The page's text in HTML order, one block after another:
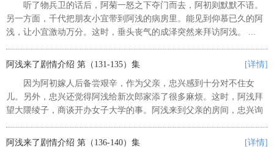
听了物兵卫的话后，阿菊一怒之下夺门而去，阿初则默默不语。
另一方面，千代把朋友小宜带到阿浅的病房里。能见到仰慕已久的阿
浅，让小宜激动万分。这时，垂头丧气的成泽突然来拜访阿浅。 ...
阿浅来了剧情介绍 第（131-135）集 [详情]
因为阿初嫁人后备尝艰辛，作为父亲，忠兴感到十分对不住女
儿。另外，忠兴还觉得阿浅给新次郎家添了很多麻烦。这时，阿浅拜
望大隈绫子，商谈开办女子大学的事。阿浅来到父亲的房间，忠兴询
家的土地捐出来，这也是梨江生前...
阿浅来了剧情介绍 第（136-140）集 [详情]